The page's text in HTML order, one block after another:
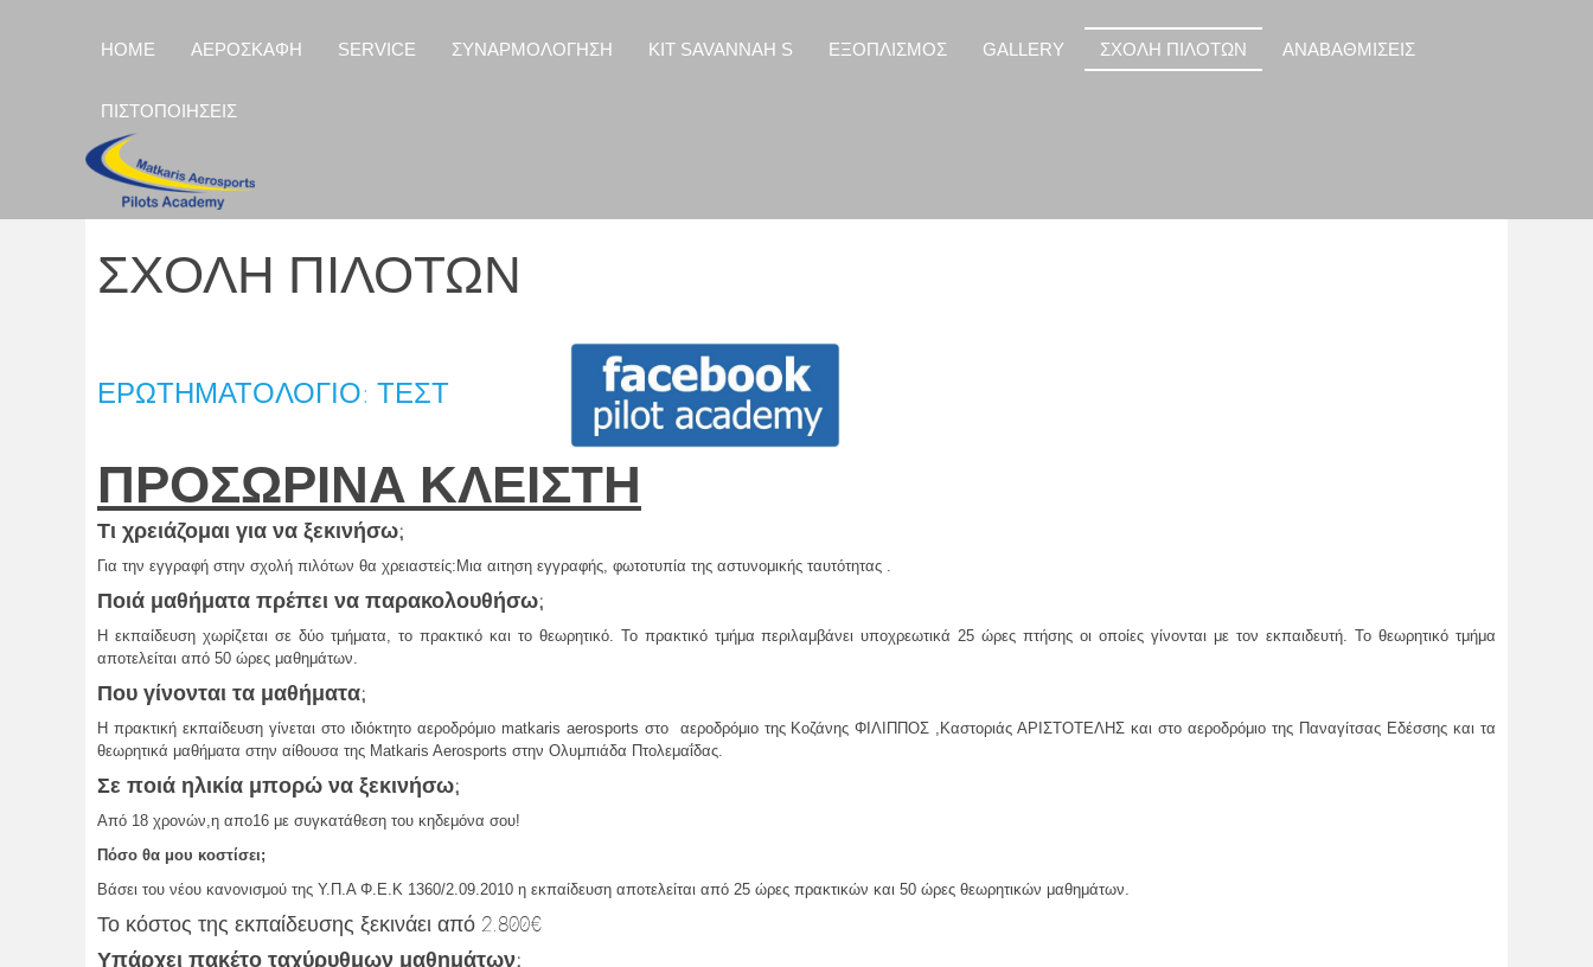
HOME ΑΕΡΟΣΚΑΦΗ SERVICE ΣΥΝΑΡΜΟΛΟΓΗΣΗ KIT SAVANNAH S ΕΞΟΠΛΙΣΜΟΣ GALLERY ΣΧΟΛΗ ΠΙΛΟΤΩΝ ΑΝΑΒΑΘΜΙΣΕΙΣ
ΠΙΣΤΟΠΟΙΗΣΕΙΣ
ΣΧΟΛΗ ΠΙΛΟΤΩΝ
ΕΡΩΤΗΜΑΤΟΛΟΓΙΟ: ΤΕΣΤ
ΠΡΟΣΩΡΙΝΑ ΚΛΕΙΣΤΗ
Τι χρειάζομαι για να ξεκινήσω;
Για την εγγραφή στην σχολή πιλότων θα χρειαστείς:Μια αιτηση εγγραφής, φωτοτυπία της αστυνομικής ταυτότητας .
Ποιά μαθήματα πρέπει να παρακολουθήσω;
Η εκπαίδευση χωρίζεται σε δύο τμήματα, το πρακτικό και το θεωρητικό. Το πρακτικό τμήμα περιλαμβάνει υποχρεωτικά 25 ώρες πτήσης οι οποίες γίνονται με τον εκπαιδευτή. Το θεωρητικό τμήμα
αποτελείται από 50 ώρες μαθημάτων.
Που γίνονται τα μαθήματα;
Η πρακτική εκπαίδευση γίνεται στο ιδιόκτητο αεροδρόμιο matkaris aerosports στο αεροδρόμιο της Κοζάνης ΦΙΛΙΠΠΟΣ ,Καστοριάς ΑΡΙΣΤΟΤΕΛΗΣ και στο αεροδρόμιο της Παναγίτσας Εδέσσης και τα
θεωρητικά μαθήματα στην αίθουσα της Matkaris Aerosports στην Ολυμπιάδα Πτολεμαΐδας.
Σε ποιά ηλικία μπορώ να ξεκινήσω;
Από 18 χρονών,η απο16 με συγκατάθεση του κηδεμόνα σου!
Πόσο θα μου κοστίσει;
Βάσει του νέου κανονισμού της Υ.Π.Α Φ.Ε.Κ 1360/2.09.2010 η εκπαίδευση αποτελείται από 25 ώρες πρακτικών και 50 ώρες θεωρητικών μαθημάτων.
Το κόστος της εκπαίδευσης ξεκινάει από 2.800€
Υπάρχει πακέτο ταχύρυθμων μαθημάτων;